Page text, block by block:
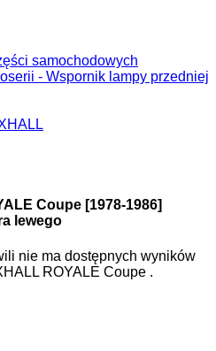
samochodowych
- Wspornik lampy przedniej
Coupe [1978-1986]
lewego
nie ma dostępnych wyników
ROYALE Coupe .